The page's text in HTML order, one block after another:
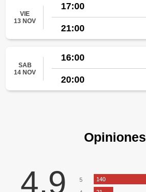
VIE
13 NOV
17:00
21:00
SAB
14 NOV
16:00
20:00
Opiniones
4,9 5 140